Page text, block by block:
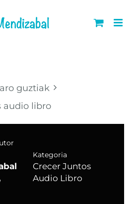
guztiak
audio libro
Kategoria
Crecer Juntos
Audio Libro